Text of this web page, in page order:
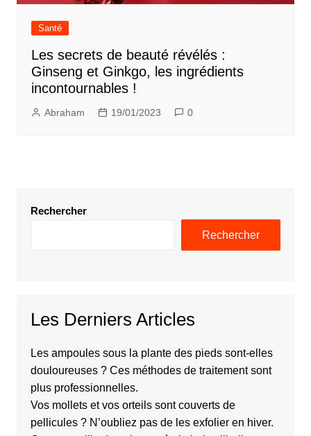
Santé
Les secrets de beauté révélés :
Ginseng et Ginkgo, les ingrédients
incontournables !
Abraham 19/01/2023 0
Rechercher
Rechercher
Les Derniers Articles
Les ampoules sous la plante des pieds sont-elles
douloureuses ? Ces méthodes de traitement sont
plus professionnelles.
Vos mollets et vos orteils sont couverts de
pellicules ? N’oubliez pas de les exfolier en hiver.